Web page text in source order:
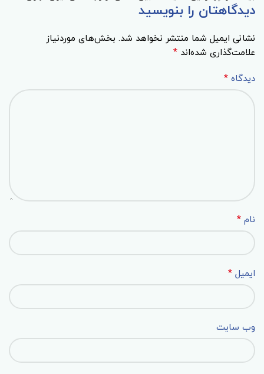
دیدگاهتان را بنویسید
نشانی ایمیل شما منتشر نخواهد شد. بخش‌های موردنیاز
علامت‌گذاری شده‌اند *
دیدگاه *
نام *
ایمیل *
وب‌ سایت